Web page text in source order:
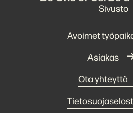
Sivusto
Avoimet
Asiakas
Ota yhteyttä